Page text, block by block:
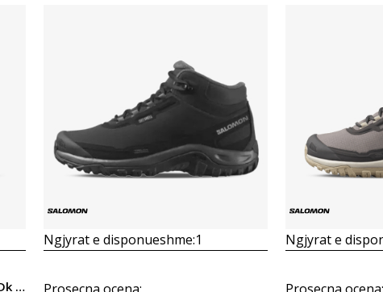
Salomon XA PRO V8 WINTER WP J Dk Gr
Krahasoni
Ngjyrat e disponueshme:1 Ngjyrat e